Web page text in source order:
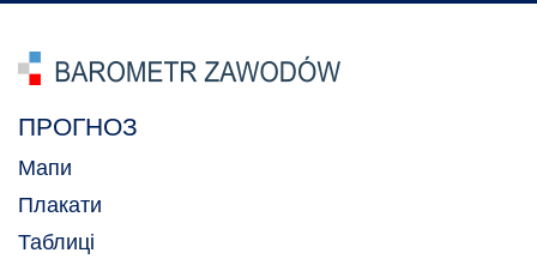
ПРОГНОЗ
Мапи
Плакати
Таблиці